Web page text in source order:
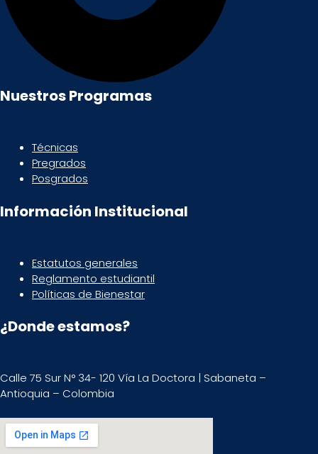
Nuestros Programas
Técnicas
Pregrados
Posgrados
Información Institucional
Estatutos generales
Reglamento estudiantil
Políticas de Bienestar
¿Donde estamos?
Calle 75 Sur N° 34- 120 Vía La Doctora | Sabaneta –
Antioquia – Colombia